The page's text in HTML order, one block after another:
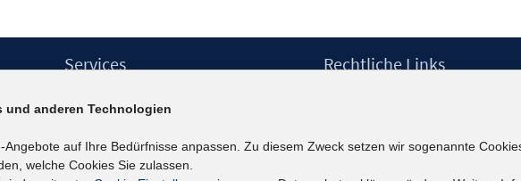
Services
IAB-Newsletter
Kontakt
Rechtliche Links
Erklärung zur Barrierefreiheit
und anderen Technologien
auf Ihre Bedürfnisse anpassen. Zu diesem Zweck setzen wir sogenannte
welche Cookies Sie zulassen.